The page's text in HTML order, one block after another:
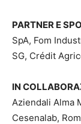
PARTNER E
SpA, Fom
SG, Crédit
IN
Aziendali Alma
Cesenalab,